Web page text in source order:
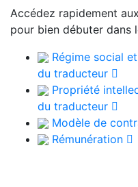
Accédez rapidement
pour bien débuter dans
Régime social
du traducteur
Propriété
du traducteur
Modèle de
Rémunération